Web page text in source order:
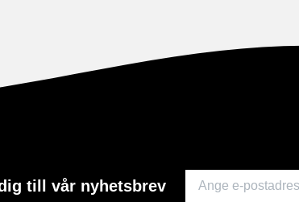
till vår nyhetsbrev